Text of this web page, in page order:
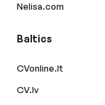
Nelisa.com
Baltics
CVonline.lt
CV.lv